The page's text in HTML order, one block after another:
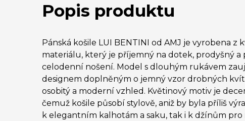
Popis produktu
Pánská košile LUI BENTINI od AMJ je vyrobena
materiálu, který je příjemný na dotek, prodyšný a
celodenní nošení. Model s dlouhým rukávem
designem doplněným o jemný vzor drobných
osobitý a moderní vzhled. Květinový motiv je
čemuž košile působí stylově, aniž by byla příliš
k elegantním kalhotám a saku, tak i k džínům